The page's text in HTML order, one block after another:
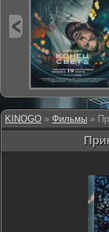
KINOGO » Фильмы »